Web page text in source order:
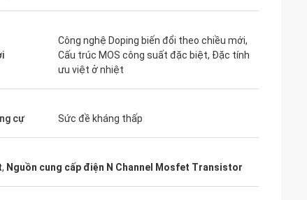
Công nghệ Doping biến đổi theo chiều mới,
Cấu trúc MOS công suất đặc biệt, Đặc tính
ưu việt ở nhiệt
cự Sức đề kháng thấp
, Nguồn cung cấp điện N Channel Mosfet Transistor